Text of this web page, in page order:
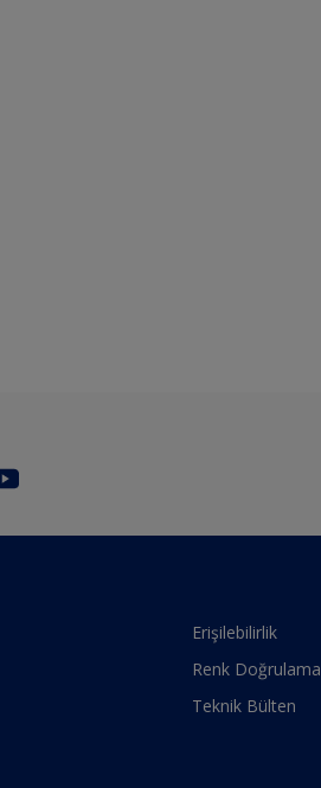
Erişilebilirlik
Renk Doğrulama
Teknik Bülten